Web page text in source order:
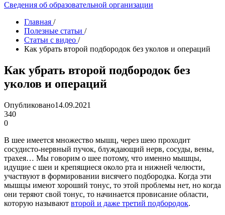
Сведения об образовательной организации
Главная /
Полезные статьи /
Статьи с видео /
Как убрать второй подбородок без уколов и операций
Как убрать второй подбородок без
уколов и операций
Опубликовано14.09.2021
340
0
В шее имеется множество мышц, через шею проходит
сосудисто-нервный пучок, блуждающий нерв, сосуды, вены,
трахея… Мы говорим о шее потому, что именно мышцы,
идущие с шеи и крепящиеся около рта и нижней челюсти,
участвуют в формировании висячего подбородка. Когда эти
мышцы имеют хороший тонус, то этой проблемы нет, но когда
они теряют свой тонус, то начинается провисание области,
которую называют второй и даже третий подбородок.